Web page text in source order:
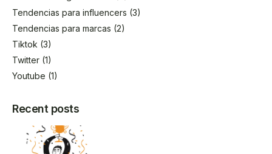
Tendencias para influencers (3)
Tendencias para marcas (2)
Tiktok (3)
Twitter (1)
Youtube (1)
Recent posts